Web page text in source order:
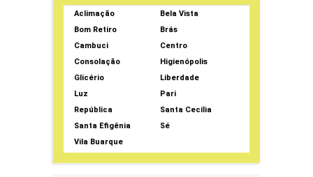
Aclimação
Bela Vista
Bom Retiro
Brás
Cambuci
Centro
Consolação
Higienópolis
Glicério
Liberdade
Luz
Pari
República
Santa Cecília
Santa Efigênia
Sé
Vila Buarque